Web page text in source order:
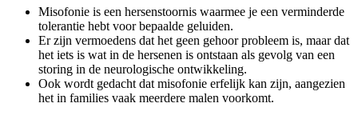
Misofonie is een hersenstoornis waarmee je een verminderde
tolerantie hebt voor bepaalde geluiden.
Er zijn vermoedens dat het geen gehoor probleem is, maar dat
het iets is wat in de hersenen is ontstaan als gevolg van een
storing in de neurologische ontwikkeling.
Ook wordt gedacht dat misofonie erfelijk kan zijn, aangezien
het in families vaak meerdere malen voorkomt.